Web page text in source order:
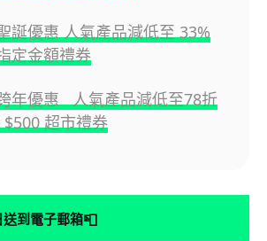
誕優惠 人氣產品減低至 33%
定金額禮券
年優惠 人氣產品減低至78折
超市禮券
到電子郵箱📮